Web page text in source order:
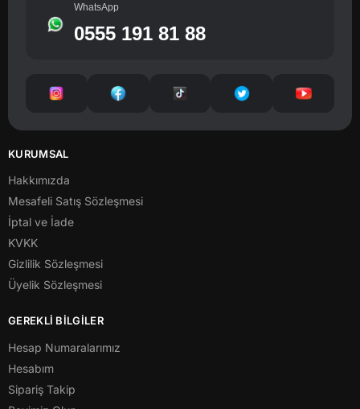
WhatsApp
0555 191 81 88
KURUMSAL
Hakkımızda
Mesafeli Satış Sözleşmesi
İptal ve İade
KVKK
Gizlilik Sözleşmesi
Üyelik Sözleşmesi
GEREKLİ BİLGİLER
Hesap Numaralarımız
Hesabım
Sipariş Takip